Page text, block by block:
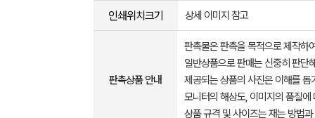
인쇄위치크기 상세 이미지 참고
판촉상품 안내
판촉물은 판촉을 목적으로 제작하
일반상품으로 판매는 신중히 판단
제공되는 상품의 사진은 이해를
모니터의 해상도, 이미지의 품질
상품 규격 및 사이즈는 재는 방법